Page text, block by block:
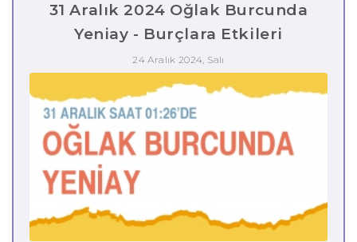
31 Aralık 2024 Oğlak Burcunda
Yeniay - Burçlara Etkileri
24 Aralık 2024, Salı